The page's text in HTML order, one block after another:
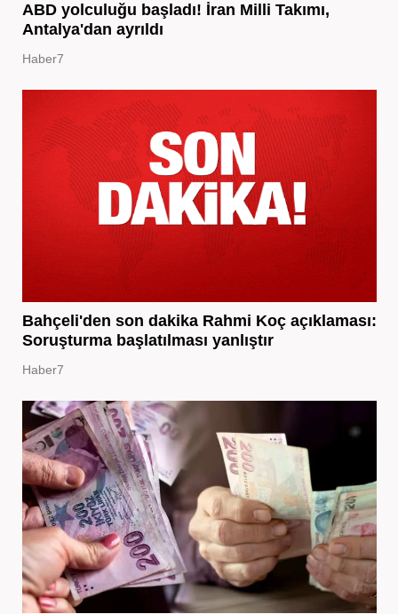
ABD yolculuğu başladı! İran Milli Takımı,
Antalya'dan ayrıldı
Haber7
Bahçeli'den son dakika Rahmi Koç açıklaması:
Soruşturma başlatılması yanlıştır
Haber7